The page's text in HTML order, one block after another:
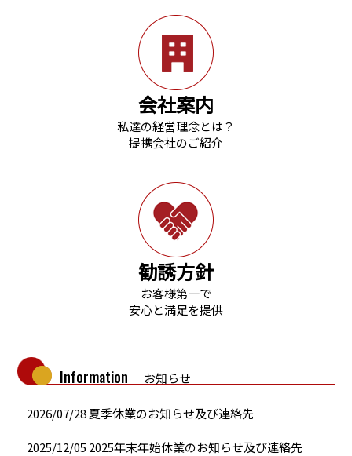
会社案内
私達の経営理念とは？
提携会社のご紹介
勧誘方針
お客様第一で
安心と満足を提供
Information お知らせ
2026/07/28夏季休業のお知らせ及び連絡先
2025/12/05 2025年末年始休業のお知らせ及び連絡先